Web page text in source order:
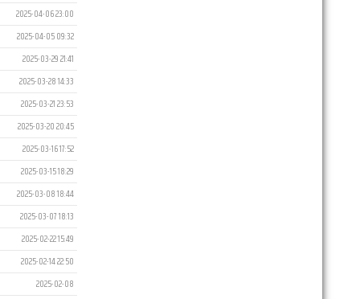
2025-04-06 23:00
2025-04-05 09:32
2025-03-29 21:41
2025-03-28 14:33
2025-03-21 23:53
2025-03-20 20:45
2025-03-16 17:52
2025-03-15 18:29
2025-03-08 18:44
2025-03-07 18:13
2025-02-22 15:49
2025-02-14 22:50
2025-02-08